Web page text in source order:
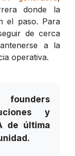
donde la
el paso. Para
de cerca
a la
operativa.
y
de última